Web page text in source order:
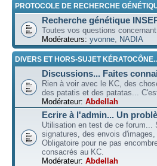
PROTOCOLE DE RECHERCHE
Recherche génétique
Toutes vos questions
Modérateurs: yvonne, NADIA
DIVERS ET HORS-SUJET
Discussions... Faites
Rien à voir avec le KC, des
des patatis et des patatas...
Modérateur: Abdellah
Ecrire à l'admin... Un
Utilisation en test de ce forum...
signatures, des envois
Obligatoire pour ne pas
consacrés au KC.
Modérateur: Abdellah